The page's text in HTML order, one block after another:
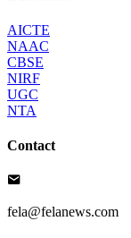
AICTE
NAAC
CBSE
NIRF
UGC
NTA
Contact
fela@felanews.com